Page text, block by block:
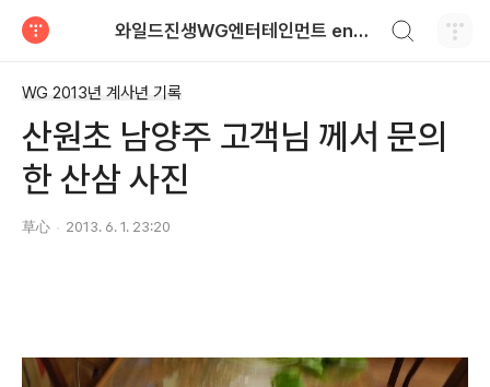
와일드진생WG엔터테인먼트 entertainment
WG 2013년 계사년 기록
산원초 남양주 고객님 께서 문의
한 산삼 사진
草心 2013. 6. 1. 23:20